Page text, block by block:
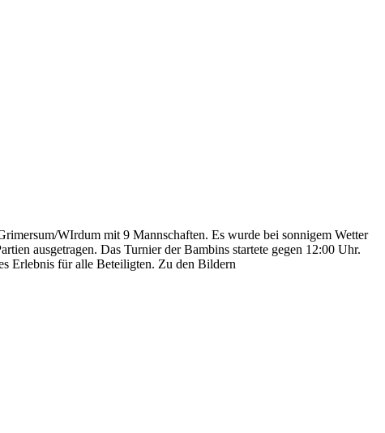
WIrdum mit 9 Mannschaften. Es wurde bei sonnigem Wetter
ausgetragen. Das Turnier der Bambins startete gegen 12:00 Uhr.
Erlebnis für alle Beteiligten. Zu den Bildern